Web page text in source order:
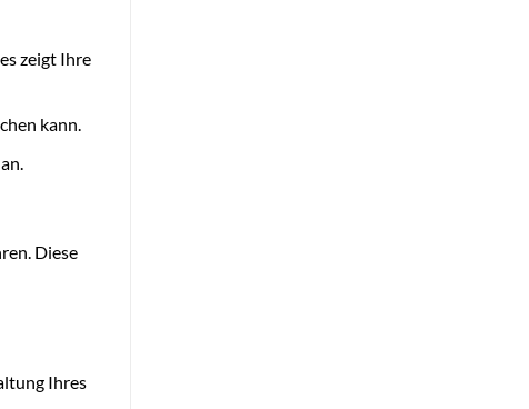
zeigt Ihre
kann.
Diese
Ihres